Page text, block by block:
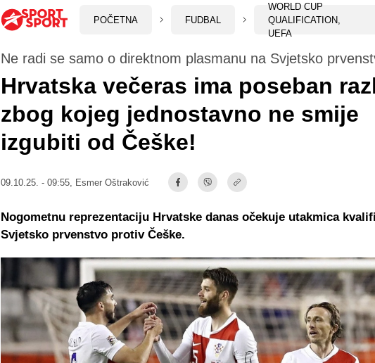
POČETNA FUDBAL
WORLD CUP
QUALIFICATION,
UEFA
Ne radi se samo o direktnom plasmanu na Svjetsko
Hrvatska večeras ima poseban
zbog kojeg jednostavno ne smije
izgubiti od Češke!
09.10.25. - 09:55, Esmer Oštraković
Nogometnu reprezentaciju Hrvatske danas očekuje utakmica
Svjetsko prvenstvo protiv Češke.